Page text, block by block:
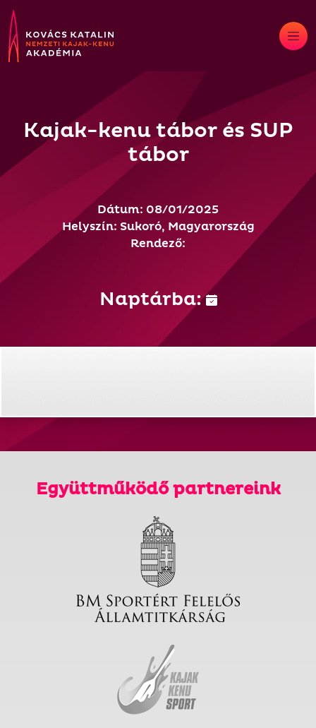
Skip
to
content
Kajak-kenu tábor és SUP
tábor
Dátum: 08/01/2025
Helyszín: Sukoró, Magyarország
Rendező:
Naptárba:
Együttműködő partnereink